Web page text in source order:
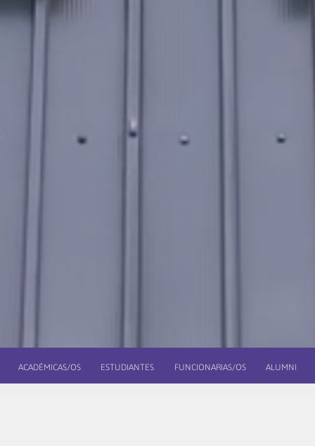
ACADÉMICAS/OS ESTUDIANTES FUNCIONARIAS/OS ALUMNI